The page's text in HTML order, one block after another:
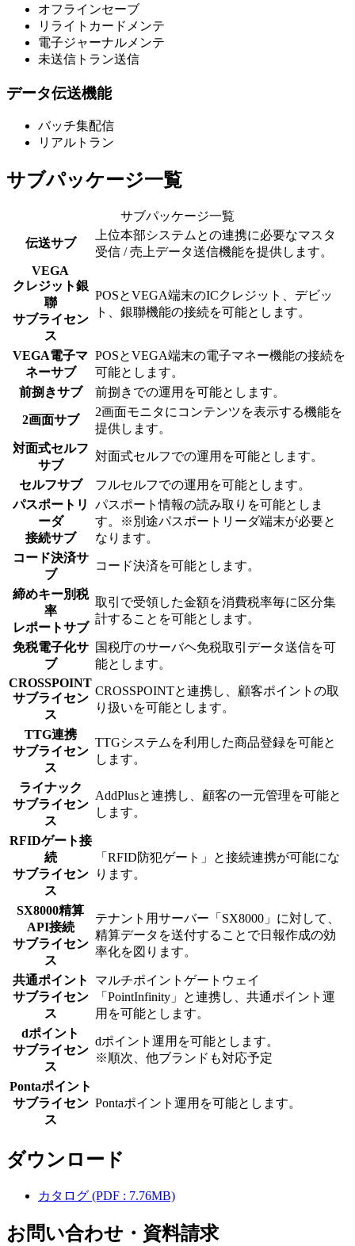
オフラインセーブ
リライトカードメンテ
電子ジャーナルメンテ
未送信トラン送信
データ伝送機能
バッチ集配信
リアルトラン
サブパッケージ一覧
サブパッケージ一覧
伝送サブ
上位本部システムとの連携に必要なマスタ
受信 / 売上データ送信機能を提供します。
VEGA
クレジット銀
聯
サブライセン
ス
POSとVEGA端末のICクレジット、デビッ
ト、銀聯機能の接続を可能とします。
VEGA電子マ
ネーサブ
POSとVEGA端末の電子マネー機能の接続を
可能とします。
前捌きサブ
前捌きでの運用を可能とします。
2画面サブ
2画面モニタにコンテンツを表示する機能を
提供します。
対面式セルフ
サブ
対面式セルフでの運用を可能とします。
セルフサブ
フルセルフでの運用を可能とします。
パスポートリ
ーダ
接続サブ
パスポート情報の読み取りを可能としま
す。※別途パスポートリーダ端末が必要と
なります。
コード決済サ
ブ
コード決済を可能とします。
締めキー別税
率
レポートサブ
取引で受領した金額を消費税率毎に区分集
計することを可能とします。
免税電子化サ
ブ
国税庁のサーバヘ免税取引データ送信を可
能とします。
CROSSPOINT
サブライセン
ス
CROSSPOINTと連携し、顧客ポイントの取
り扱いを可能とします。
TTG連携
サブライセン
ス
TTGシステムを利用した商品登録を可能と
します。
ライナック
サブライセン
ス
AddPlusと連携し、顧客の一元管理を可能と
します。
RFIDゲート接
続
サブライセン
ス
「RFID防犯ゲート」と接続連携が可能にな
ります。
SX8000精算
API接続
サブライセン
ス
テナント用サーバー「SX8000」に対して、
精算データを送付することで日報作成の効
率化を図ります。
共通ポイント
サブライセン
ス
マルチポイントゲートウェイ
「PointInfinity」と連携し、共通ポイント運
用を可能とします。
dポイント
サブライセン
ス
dポイント運用を可能とします。
※順次、他ブランドも対応予定
Pontaポイント
サブライセン
ス
Pontaポイント運用を可能とします。
ダウンロード
カタログ (PDF : 7.76MB)
お問い合わせ・資料請求